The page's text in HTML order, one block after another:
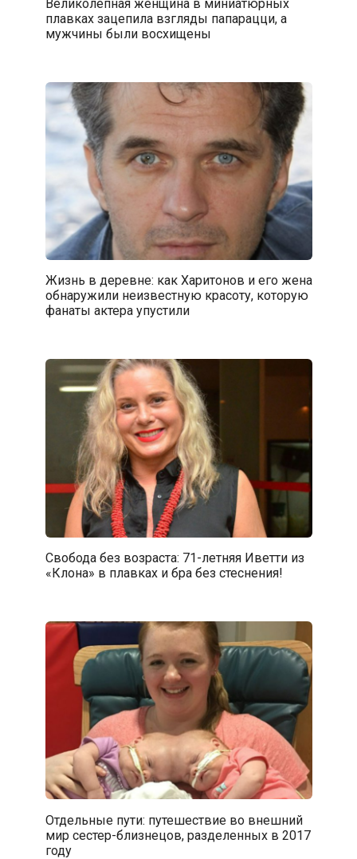
плавках зацепила взгляды папарацци, а
мужчины были восхищены
Жизнь в деревне: как Харитонов и его жена
обнаружили неизвестную красоту, которую
фанаты актера упустили
Свобода без возраста: 71-летняя Иветти из
«Клона» в плавках и бра без стеснения!
Отдельные пути: путешествие во внешний
мир сестер-близнецов, разделенных в 2017
году